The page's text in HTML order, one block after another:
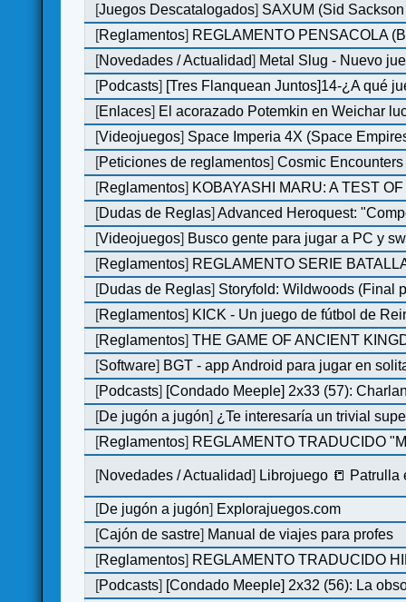
[Juegos Descatalogados] SAXUM (Sid
[Reglamentos] REGLAMENTO PENSACOLA
[Novedades / Actualidad] Metal Slug - Nuevo
[Podcasts] [Tres Flanquean Juntos]14-¿A qué
[Enlaces] El acorazado Potemkin en Weichar
[Videojuegos] Space Imperia 4X (Space
[Peticiones de reglamentos]Cosmic Encounters
[Reglamentos] KOBAYASHI MARU: A TEST
[Dudas de Reglas]Advanced Heroquest:
[Videojuegos] Busco gente para jugar a PC y
[Reglamentos] REGLAMENTO SERIE
[Dudas de Reglas] Storyfold: Wildwoods (Final
[Reglamentos] KICK - Un juego de fútbol de
[Reglamentos]THE GAME OF ANCIENT
[Software] BGT - app Android para jugar en
[Podcasts] [Condado Meeple] 2x33 (57):
[De jugón a jugón] ¿Te interesaría un trivial
[Reglamentos] REGLAMENTO TRADUCIDO
[Novedades / Actualidad] Librojuego 📒 Patrulla
[De jugón a jugón] Explorajuegos.com
[Cajón de sastre] Manual de viajes para profes
[Reglamentos] REGLAMENTO TRADUCIDO
[Podcasts] [Condado Meeple] 2x32 (56): La